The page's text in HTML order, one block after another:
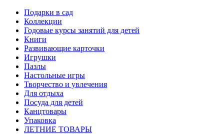
Подарки в сад
Коллекции
Годовые курсы занятий для детей
Книги
Развивающие карточки
Игрушки
Пазлы
Настольные игры
Творчество и увлечения
Для отдыха
Посуда для детей
Канцтовары
Упаковка
ЛЕТНИЕ ТОВАРЫ